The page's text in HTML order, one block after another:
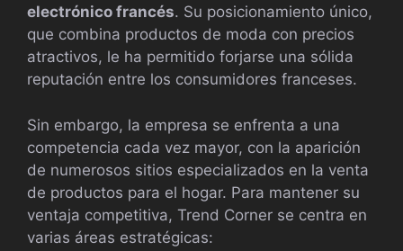
electrónico francés. Su posicionamiento único,
que combina productos de moda con precios
atractivos, le ha permitido forjarse una sólida
reputación entre los consumidores franceses.
Sin embargo, la empresa se enfrenta a una
competencia cada vez mayor, con la aparición
de numerosos sitios especializados en la venta
de productos para el hogar. Para mantener su
ventaja competitiva, Trend Corner se centra en
varias áreas estratégicas: